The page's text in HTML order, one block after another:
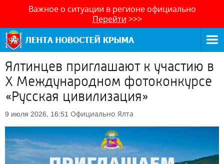
Важное о ситуации в регионе официально
Перейти >>>
Ялтинцев приглашают к участию в
Х Международном фотоконкурсе
«Русская цивилизация»
9 июля 2026, 16:51 Официально Ялта